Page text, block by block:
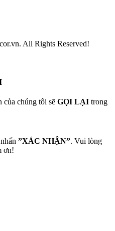
All Rights Reserved!
của chúng tôi sẽ GỌI LẠI trong
”XÁC NHẬN”. Vui lòng
ơn!